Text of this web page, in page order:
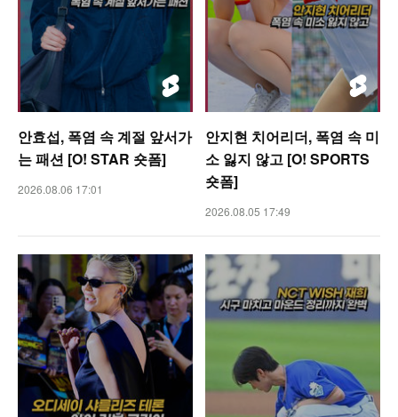
안효섭, 폭염 속 계절 앞서가
는 패션 [O! STAR 숏폼]
2026.08.06 17:01
안지현 치어리더, 폭염 속 미
소 잃지 않고 [O! SPORTS
숏폼]
2026.08.05 17:49